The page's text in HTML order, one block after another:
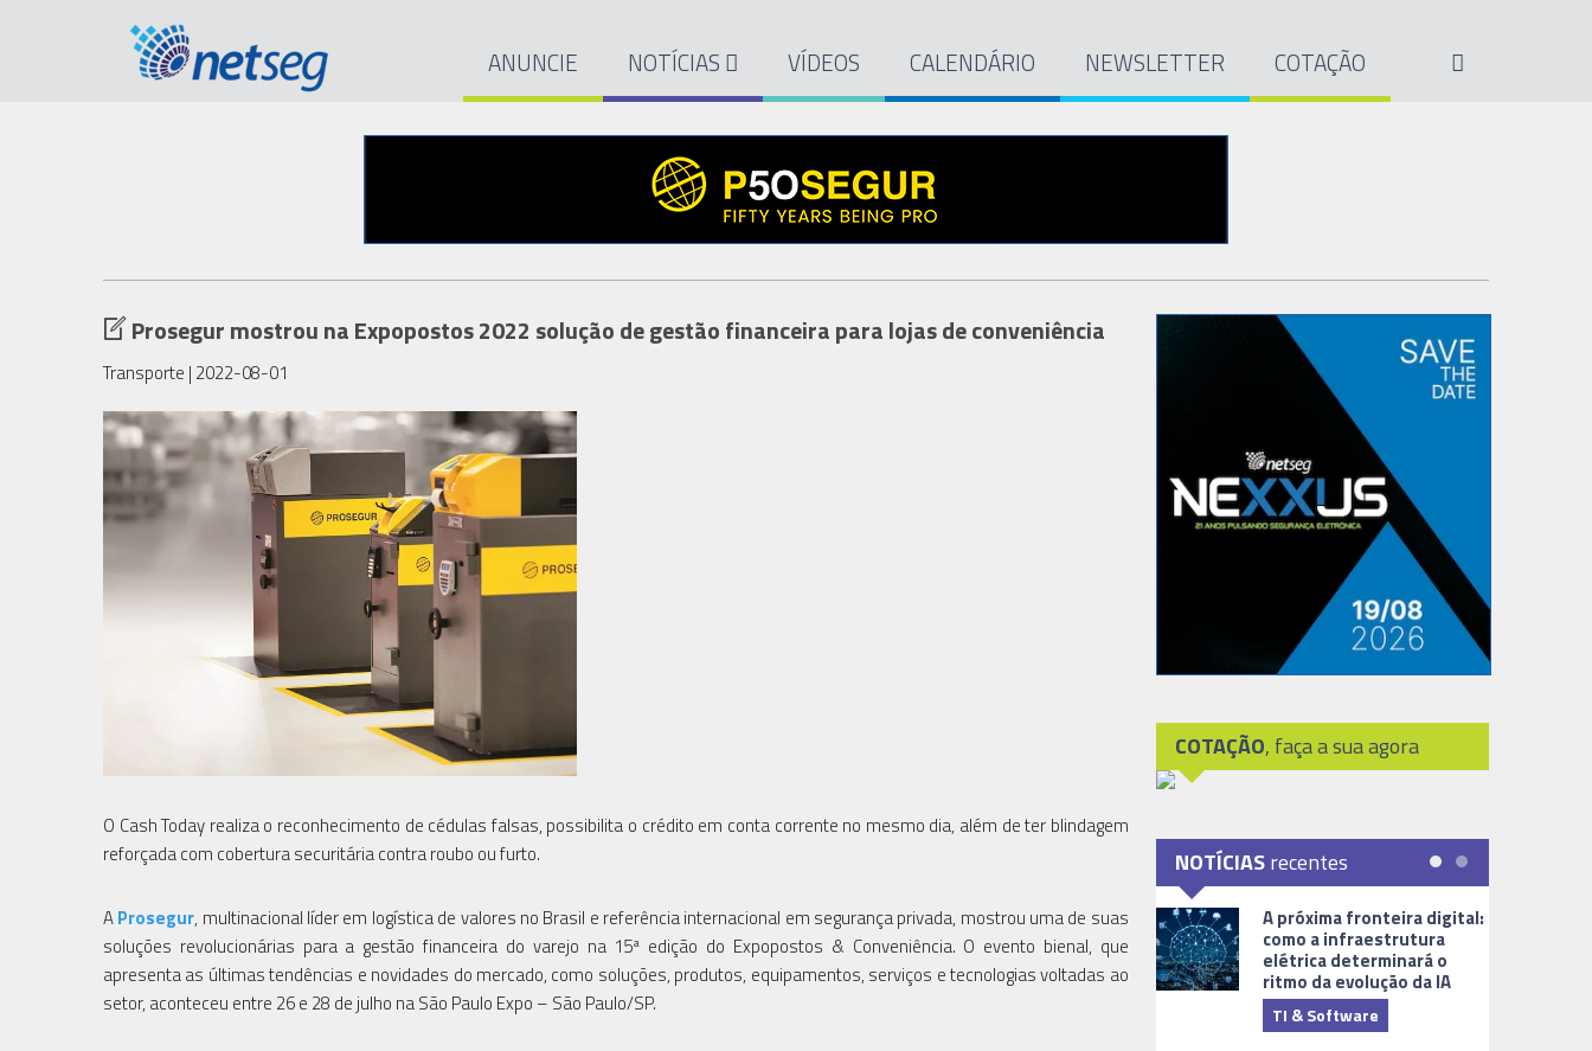
ANUNCIE NOTÍCIAS VÍDEOS CALENDÁRIO NEWSLETTER COTAÇÃO
Prosegur mostrou na Expopostos 2022 solução de gestão financeira para lojas de conveniência
Transporte | 2022-08-01
O Cash Today realiza o reconhecimento de cédulas falsas, possibilita o crédito em conta corrente no mesmo dia, além de ter blindagem
reforçada com cobertura securitária contra roubo ou furto.
AProsegur, multinacional líder em logística de valores no Brasil e referência internacional em segurança privada, mostrou uma de suas
soluções revolucionárias para a gestão financeira do varejo na 15ª edição do Expopostos & Conveniência. O evento bienal, que
apresenta as últimas tendências e novidades do mercado, como soluções, produtos, equipamentos, serviços e tecnologias voltadas ao
setor, aconteceu entre 26 e 28 de julho na São Paulo Expo – São Paulo/SP.
COTAÇÃO, faça a sua agora
NOTÍCIASrecentes
A próxima fronteira digital:
como a infraestrutura
elétrica determinará o
ritmo da evolução da IA
TI & Software